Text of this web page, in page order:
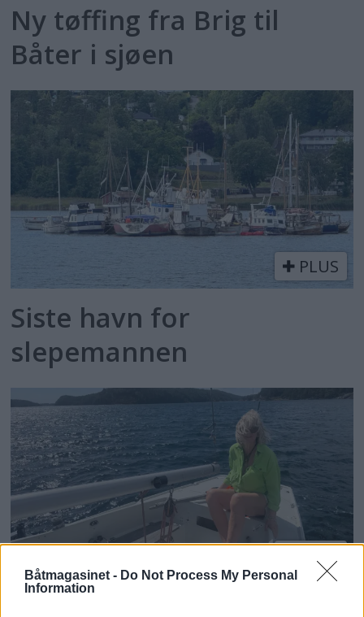
Båtmagasinet - Do Not Process My Personal
Information
Ny tøffing fra Brig til
Båter i sjøen
PLUS
Siste havn for
slepemannen